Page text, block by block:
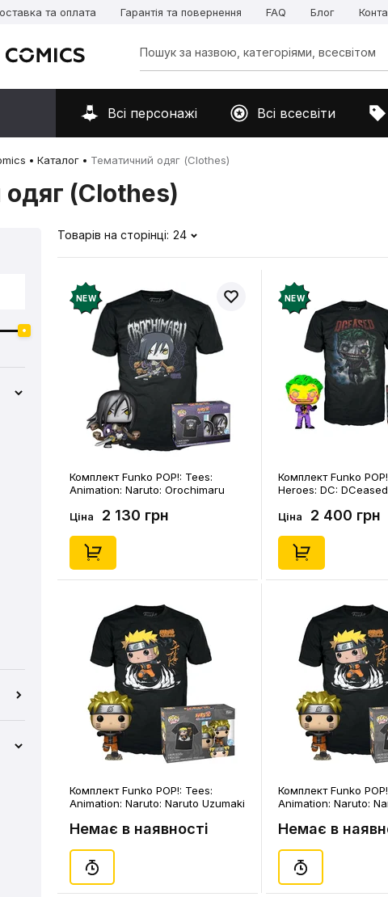
та оплата Гарантія та повернення FAQ Блог
Всі персонажі Всі всесвіти
Каталог Тематичний одяг (Clothes)
(Clothes)
Товарів на сторінці: 24
NEW
Комплект Funko POP!: Tees:
Animation: Naruto: Orochimaru
Ціна 2 130 грн
NEW
Комплект Funko
Heroes: DC:
(45475)
Ціна 2 400 грн
Комплект Funko POP!: Tees:
Animation: Naruto: Naruto Uzumaki
Немає в наявності
Комплект Funko
Animation: Naruto:
Немає в